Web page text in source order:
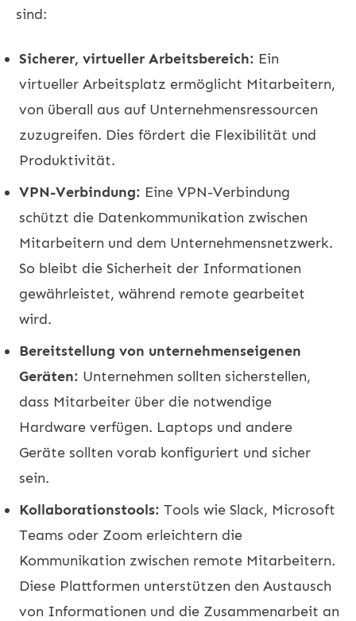
sind:
Sicherer, virtueller Arbeitsbereich: Ein
virtueller Arbeitsplatz ermöglicht Mitarbeitern,
von überall aus auf Unternehmensressourcen
zuzugreifen. Dies fördert die Flexibilität und
Produktivität.
VPN-Verbindung: Eine VPN-Verbindung
schützt die Datenkommunikation zwischen
Mitarbeitern und dem Unternehmensnetzwerk.
So bleibt die Sicherheit der Informationen
gewährleistet, während remote gearbeitet
wird.
Bereitstellung von unternehmenseigenen
Geräten: Unternehmen sollten sicherstellen,
dass Mitarbeiter über die notwendige
Hardware verfügen. Laptops und andere
Geräte sollten vorab konfiguriert und sicher
sein.
Kollaborationstools: Tools wie Slack, Microsoft
Teams oder Zoom erleichtern die
Kommunikation zwischen remote Mitarbeitern.
Diese Plattformen unterstützen den Austausch
von Informationen und die Zusammenarbeit an